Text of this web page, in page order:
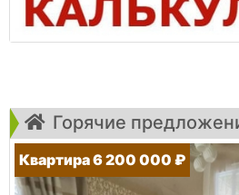
Горячие
Квартира 6 200 000 ₽